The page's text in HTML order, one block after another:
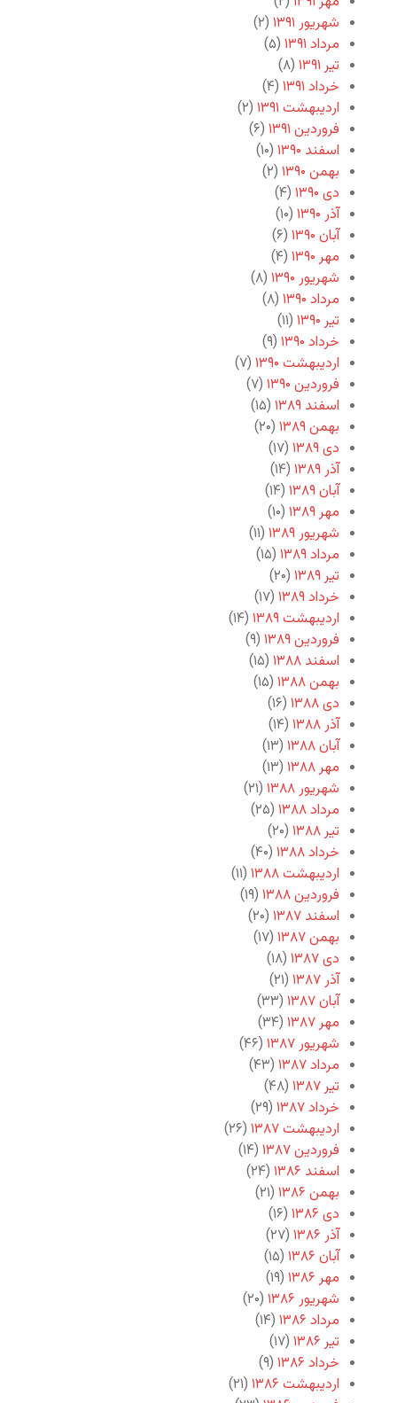
شهریور ۱۳۹۱
(۲)
مرداد ۱۳۹۱
(۵)
تیر ۱۳۹۱
(۸)
خرداد ۱۳۹۱
(۴)
اردیبهشت ۱۳۹۱
(۲)
فروردین ۱۳۹۱
(۶)
اسفند ۱۳۹۰
(۱۰)
بهمن ۱۳۹۰
(۲)
دی ۱۳۹۰
(۴)
آذر ۱۳۹۰
(۱۰)
آبان ۱۳۹۰
(۶)
مهر ۱۳۹۰
(۴)
شهریور ۱۳۹۰
(۸)
مرداد ۱۳۹۰
(۸)
تیر ۱۳۹۰
(۱۱)
خرداد ۱۳۹۰
(۹)
اردیبهشت ۱۳۹۰
(۷)
فروردین ۱۳۹۰
(۷)
اسفند ۱۳۸۹
(۱۵)
بهمن ۱۳۸۹
(۲۰)
دی ۱۳۸۹
(۱۷)
آذر ۱۳۸۹
(۱۴)
آبان ۱۳۸۹
(۱۴)
مهر ۱۳۸۹
(۱۰)
شهریور ۱۳۸۹
(۱۱)
مرداد ۱۳۸۹
(۱۵)
تیر ۱۳۸۹
(۲۰)
خرداد ۱۳۸۹
(۱۷)
اردیبهشت ۱۳۸۹
(۱۴)
فروردین ۱۳۸۹
(۹)
اسفند ۱۳۸۸
(۱۵)
بهمن ۱۳۸۸
(۱۵)
دی ۱۳۸۸
(۱۶)
آذر ۱۳۸۸
(۱۴)
آبان ۱۳۸۸
(۱۳)
مهر ۱۳۸۸
(۱۳)
شهریور ۱۳۸۸
(۲۱)
مرداد ۱۳۸۸
(۲۵)
تیر ۱۳۸۸
(۲۰)
خرداد ۱۳۸۸
(۴۰)
اردیبهشت ۱۳۸۸
(۱۱)
فروردین ۱۳۸۸
(۱۹)
اسفند ۱۳۸۷
(۲۰)
بهمن ۱۳۸۷
(۱۷)
دی ۱۳۸۷
(۱۸)
آذر ۱۳۸۷
(۲۱)
آبان ۱۳۸۷
(۳۳)
مهر ۱۳۸۷
(۳۴)
شهریور ۱۳۸۷
(۴۶)
مرداد ۱۳۸۷
(۴۳)
تیر ۱۳۸۷
(۴۸)
خرداد ۱۳۸۷
(۲۹)
اردیبهشت ۱۳۸۷
(۲۶)
فروردین ۱۳۸۷
(۱۴)
اسفند ۱۳۸۶
(۲۴)
بهمن ۱۳۸۶
(۲۱)
دی ۱۳۸۶
(۱۶)
آذر ۱۳۸۶
(۲۷)
آبان ۱۳۸۶
(۱۵)
مهر ۱۳۸۶
(۱۹)
شهریور ۱۳۸۶
(۲۰)
مرداد ۱۳۸۶
(۱۴)
تیر ۱۳۸۶
(۱۷)
خرداد ۱۳۸۶
(۹)
اردیبهشت ۱۳۸۶
(۲۱)